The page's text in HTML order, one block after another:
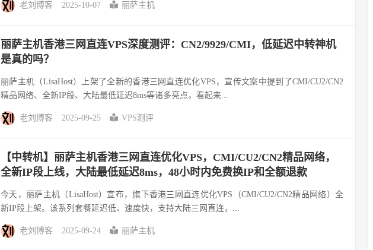
老刘博客 2025-10-07 丽萨主机
丽萨主机香港三网直连VPS深度测评：CN2/9929/CMI，低延迟中转神机
是真的吗？
丽萨主机（LisaHost）上架了全新的香港三网直连优化VPS，宣传文案中提到了CMI/CU2/CN2
精品网络、全新IP段、大陆最低延迟8ms等诸多亮点，看起来...
老刘博客 2025-09-25 VPS测评
【中转机】丽萨主机香港三网直连优化VPS，CMI/CU2/CN2精品网络，
全新IP段上线，大陆最低延迟8ms，48小时内免费换IP和全额退款
今天，丽萨主机（LisaHost）宣布，旗下香港三网直连优化VPS（CMI/CU2/CN2精品网络）全
新IP段上架。该系列套餐延迟低、速度快，支持大陆三网直连，...
老刘博客 2025-09-24 丽萨主机